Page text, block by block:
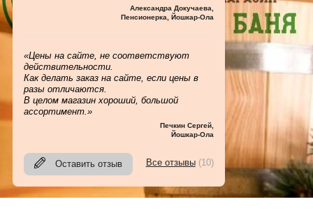
Александра Докучаева
Пенсионерка, Йошкар-Ола
«Цены на сайте, не соответствуют
действительности.
Как делать заказ на сайте, если цены в
разы отличаются.
В целом магазин хороший, большой
ассортимент.»
Печкин Сергей,
Йошкар-Ола
Оставить отзыв Все отзывы(10)